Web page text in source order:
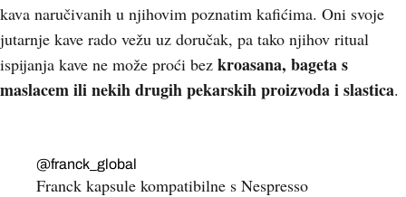
kava naručivanih u njihovim poznatim kafićima. Oni svoje
jutarnje kave rado vežu uz doručak, pa tako njihov ritual
ispijanja kave ne može proći bez kroasana, bageta s
maslacem ili nekih drugih pekarskih proizvoda i slastica.
@franck_global
Franck kapsule kompatibilne s Nespresso